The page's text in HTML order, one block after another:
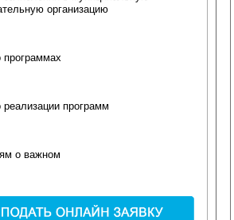
организацию
программах
реализации программ
о важном